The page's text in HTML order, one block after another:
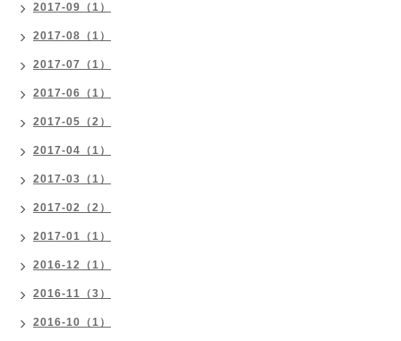
2017-09（1）
2017-08（1）
2017-07（1）
2017-06（1）
2017-05（2）
2017-04（1）
2017-03（1）
2017-02（2）
2017-01（1）
2016-12（1）
2016-11（3）
2016-10（1）